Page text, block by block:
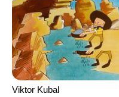
Viktor Kubal